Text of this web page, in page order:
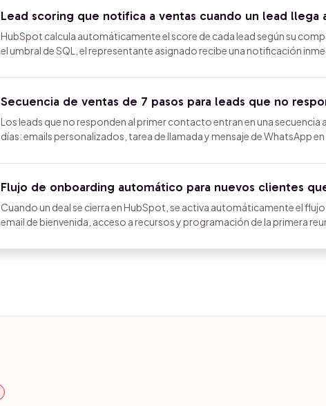
Lead scoring que notifica a ventas cuando un lead llega
HubSpot calcula automáticamente el score de cada lead según su
el umbral de SQL, el representante asignado recibe una notificación
Secuencia de ventas de 7 pasos para leads que no
Los leads que no responden al primer contacto entran en una
días: emails personalizados, tarea de llamada y mensaje de WhatsApp
Flujo de onboarding automático para nuevos clientes
Cuando un deal se cierra en HubSpot, se activa automáticamente el
email de bienvenida, acceso a recursos y programación de la primera